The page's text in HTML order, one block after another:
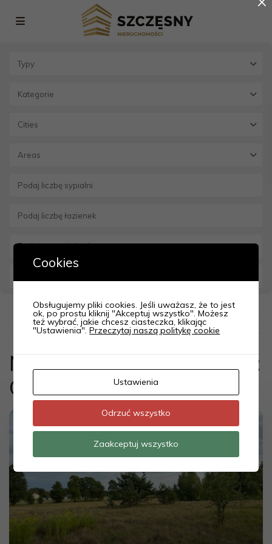
Typy
Kategorie
Cities
Areas
Domyślnie
Nieruchomości z kategorii:
Grabszczyzna
Sprzedaż
Cookies
Obsługujemy pliki cookies. Jeśli uważasz, że to jest
ok, po prostu kliknij "Akceptuj wszystko". Możesz
też wybrać, jakie chcesz ciasteczka, klikając
"Ustawienia".Przeczytaj naszą politykę cookie
Ustawienia
Odrzuć wszystko
Zaakceptuj wszystko